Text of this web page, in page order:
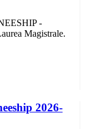
-
Magistrale.
2026-